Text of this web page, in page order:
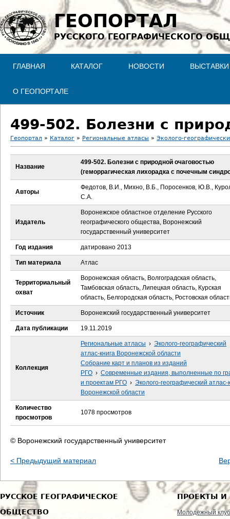
Jump to navigation
ГЕОПОРТАЛ
РУССКОГО ГЕОГРАФИЧЕСКОГО
ГЛАВНАЯ КАТАЛОГ НОВОСТИ ВЫСТАВКИ
О ГЕОПОРТАЛЕ
В
с
Геопортал » Каталог » Региональные атласы » Эколого-
Название
499-502. Болезни с природной очаговостью
(геморрагическая лихорадка с почечным
Авторы
Федотов, В.И., Михно, В.Б., Поросенков, Ю.В.,
С.А.
Издатель
Воронежское областное отделение Русского
географического общества, Воронежский
государственный университет
Год издания датировано 2013
Тип материала Атлас
Территориальный
охват
Воронежская область, Волгоградская область,
Тамбовская область, Липецкая область, Курская
область, Белгородская область, Ростовская
Источник Воронежский государственный университет
Дата публикации 19.11.2019
Коллекция
Региональные атласы › Эколого-географический
атлас-книга Воронежской области
Собрание карт и планов из изданий
РГО › Современные издания, выполненные по
и проектам РГО › Эколого-географический атлас-
Воронежской области
Количество
просмотров
1078 просмотров
© Воронежский государственный университет
< Предыдущий материал
РУССКОЕ ГЕОГРАФИЧЕСКОЕ
ОБЩЕСТВО
ПРОЕКТЫ И
Молодежный клуб